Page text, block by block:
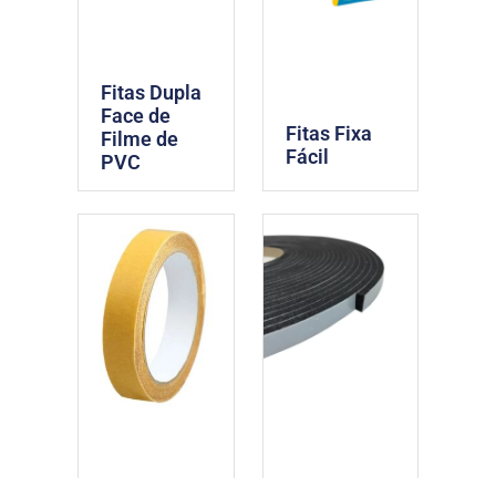
Fitas Dupla
Face de
Filme de
PVC
Fitas Fixa
Fácil